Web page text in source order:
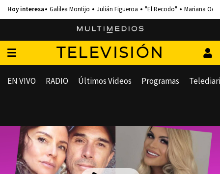
Galilea Montijo Julián Figueroa "El Recodo" Mariana
TELEVISIÓN
EN VIVO RADIO Últimos Videos Programas